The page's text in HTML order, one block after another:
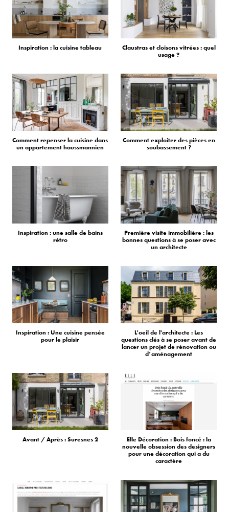
Inspiration : la cuisine tableau
Claustras et cloisons vitrées : quel
usage ?
Comment repenser la cuisine dans
un appartement haussmannien
Comment exploiter des pièces en
soubassement ?
Inspiration : une salle de bains
rétro
Première visite immobilière : les
bonnes questions à se poser avec
un architecte
Inspiration : Une cuisine pensée
pour le plaisir
L'oeil de l'architecte : Les
questions clés à se poser avant de
lancer un projet de rénovation ou
d’aménagement
Avant / Après : Suresnes 2
Elle Décoration : Bois foncé : la
nouvelle obsession des designers
pour une décoration qui a du
caractère